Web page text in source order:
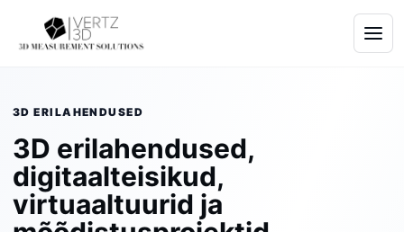
3D ERILAHENDUSED
3D erilahendused,
digitaalteisikud,
virtuaaltuurid ja